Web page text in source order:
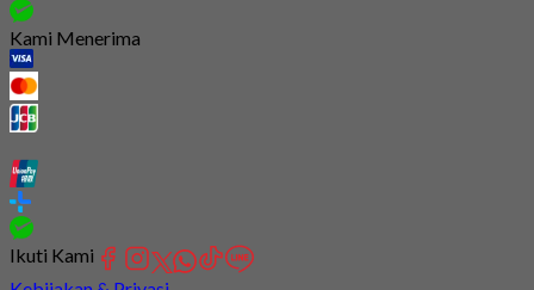
Kami Menerima
Ikuti Kami